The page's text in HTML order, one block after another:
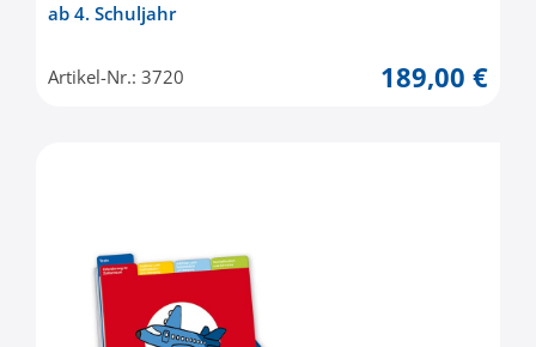
ab 4. Schuljahr
Artikel-Nr.: 3720 189,00 €